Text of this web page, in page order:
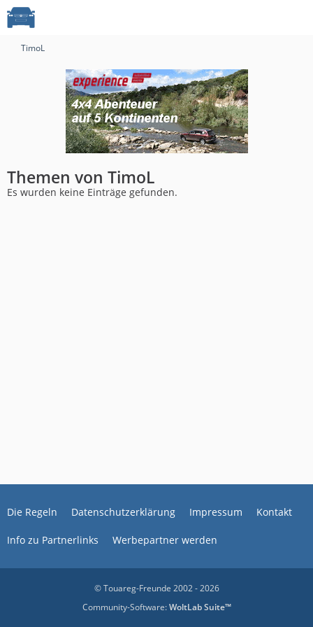
TimoL
Themen von TimoL
Es wurden keine Einträge gefunden.
Die Regeln Datenschutzerklärung Impressum Kontakt
Info zu Partnerlinks Werbepartner werden
© Touareg-Freunde 2002 - 2026
Community-Software:WoltLab Suite™